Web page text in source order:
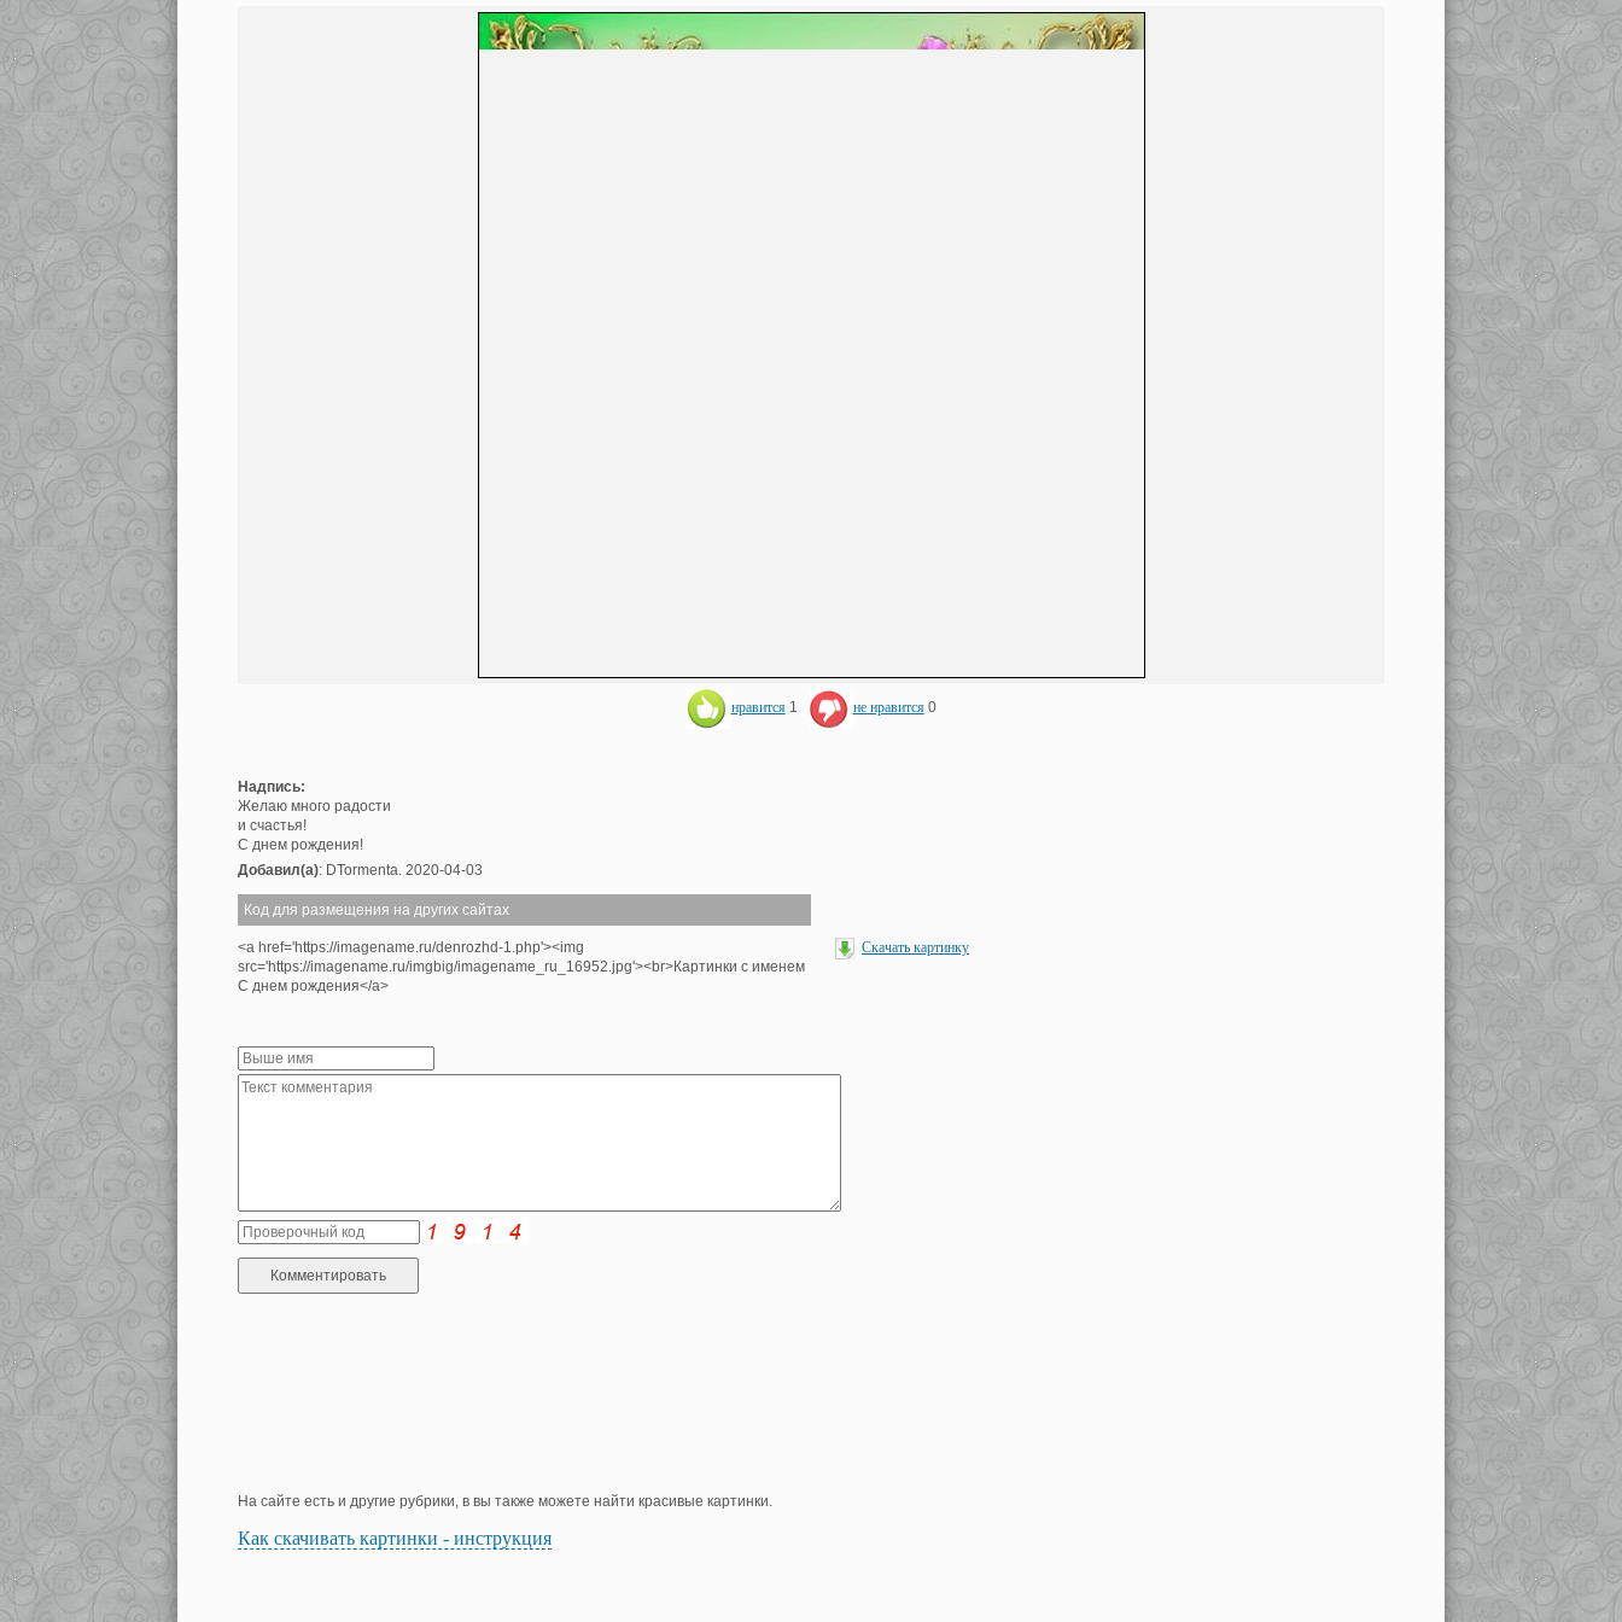
нравится 1 не нравится 0
Надпись:
Желаю много радости
и счастья!
С днем рождения!
Добавил(а): DTormenta. 2020-04-03
Код для размещения на других сайтах
<a href='https://imagename.ru/denrozhd-1.php'><img
src='https://imagename.ru/imgbig/imagename_ru_16952.jpg'><br>Картинки с именем
С днем рождения</a>
Скачать картинку
На сайте есть и другие рубрики, в вы также можете найти красивые картинки.
Как скачивать картинки - инструкция